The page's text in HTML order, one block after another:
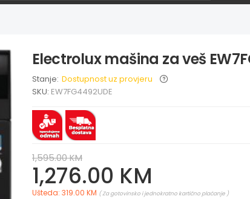
Electrolux mašina za veš
Stanje: Dostupnost uz provjeru
SKU: EW7FG4492UDE
1,595.00 KM
1,276.00 KM
Ušteda: 319.00 KM ( Za gotovinsko i jednokratno kartično plaćanje )